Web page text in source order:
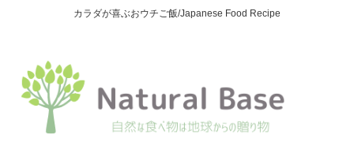
カラダが喜ぶおウチご飯/Japanese Food Recipe